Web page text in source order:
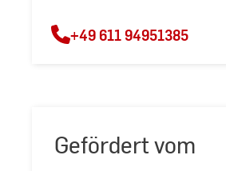
+49 611 94951385
Gefördert vom